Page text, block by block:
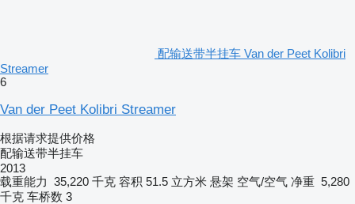
配输送带半挂车 Van der Peet Kolibri
Streamer
6
Van der Peet Kolibri Streamer
根据请求提供价格
配输送带半挂车
2013
载重能力 35,220 千克 容积 51.5 立方米 悬架 空气/空气 净重 5,280
千克 车桥数 3